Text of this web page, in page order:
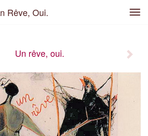
Rêve, Oui.
Un rêve, oui.